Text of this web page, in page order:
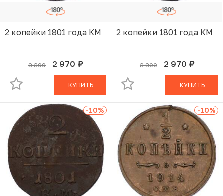
2 копейки 1801 года КМ
3 300 2 970 руб.
В КОРЗИНЕ
КУПИТЬ
2 копейки 1801 года КМ
3 300 2 970 руб.
В КОРЗИНЕ
КУПИТЬ
-10% -10%